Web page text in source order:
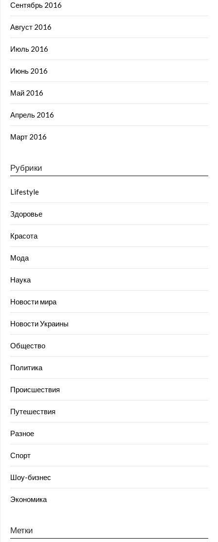
Сентябрь 2016
Август 2016
Июль 2016
Июнь 2016
Май 2016
Апрель 2016
Март 2016
Рубрики
Lifestyle
Здоровье
Красота
Мода
Наука
Новости мира
Новости Украины
Общество
Политика
Происшествия
Путешествия
Разное
Спорт
Шоу-бизнес
Экономика
Метки